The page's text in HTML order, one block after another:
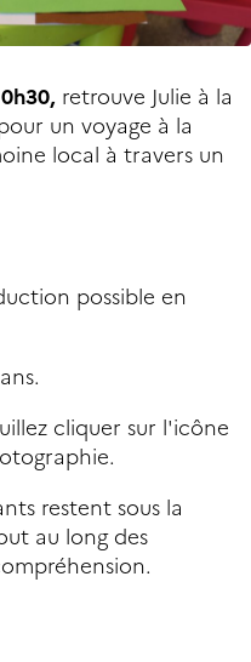
retrouve Julie à la
un voyage à la
local à travers un
possible en
cliquer sur l'icône
restent sous la
au long des